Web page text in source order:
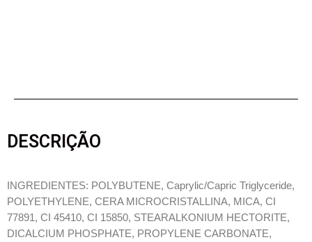
DESCRIÇÃO
INGREDIENTES: POLYBUTENE, Caprylic/Capric Triglyceride,
POLYETHYLENE, CERA MICROCRISTALLINA, MICA, CI
77891, CI 45410, CI 15850, STEARALKONIUM HECTORITE,
DICALCIUM PHOSPHATE, PROPYLENE CARBONATE,